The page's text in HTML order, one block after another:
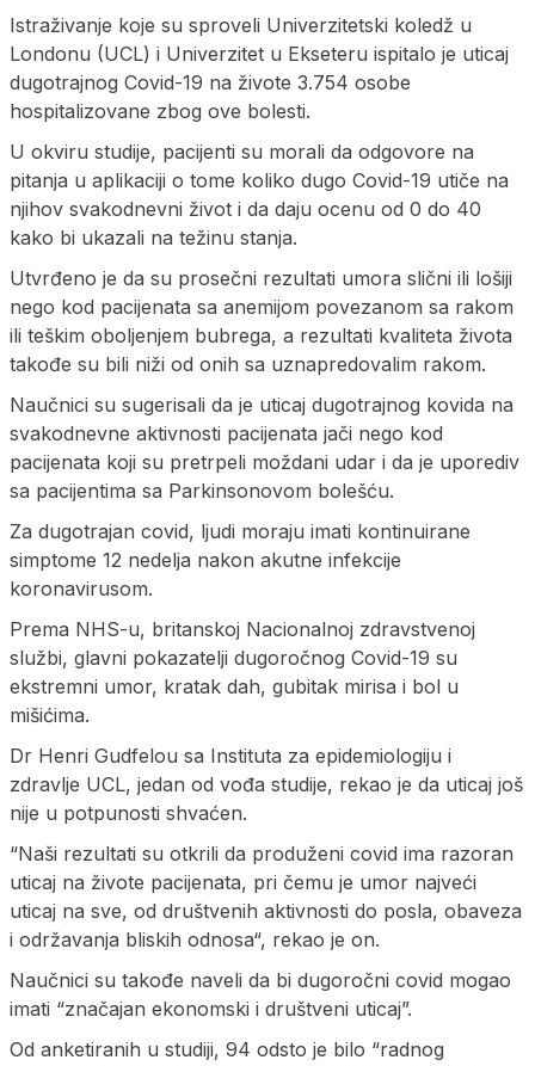
Istraživanje koje su sproveli Univerzitetski koledž u
Londonu (UCL) i Univerzitet u Ekseteru ispitalo je uticaj
dugotrajnog Covid-19 na živote 3.754 osobe
hospitalizovane zbog ove bolesti.
U okviru studije, pacijenti su morali da odgovore na
pitanja u aplikaciji o tome koliko dugo Covid-19 utiče na
njihov svakodnevni život i da daju ocenu od 0 do 40
kako bi ukazali na težinu stanja.
Utvrđeno je da su prosečni rezultati umora slični ili lošiji
nego kod pacijenata sa anemijom povezanom sa rakom
ili teškim oboljenjem bubrega, a rezultati kvaliteta života
takođe su bili niži od onih sa uznapredovalim rakom.
Naučnici su sugerisali da je uticaj dugotrajnog kovida na
svakodnevne aktivnosti pacijenata jači nego kod
pacijenata koji su pretrpeli moždani udar i da je uporediv
sa pacijentima sa Parkinsonovom bolešću.
Za dugotrajan covid, ljudi moraju imati kontinuirane
simptome 12 nedelja nakon akutne infekcije
koronavirusom.
Prema NHS-u, britanskoj Nacionalnoj zdravstvenoj
službi, glavni pokazatelji dugoročnog Covid-19 su
ekstremni umor, kratak dah, gubitak mirisa i bol u
mišićima.
Dr Henri Gudfelou sa Instituta za epidemiologiju i
zdravlje UCL, jedan od vođa studije, rekao je da uticaj još
nije u potpunosti shvaćen.
“Naši rezultati su otkrili da produženi covid ima razoran
uticaj na živote pacijenata, pri čemu je umor najveći
uticaj na sve, od društvenih aktivnosti do posla, obaveza
i održavanja bliskih odnosa“, rekao je on.
Naučnici su takođe naveli da bi dugoročni covid mogao
imati “značajan ekonomski i društveni uticaj”.
Od anketiranih u studiji, 94 odsto je bilo “radnog